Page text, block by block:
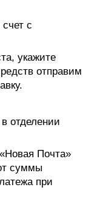
с
укажите
отправим
отделении
Почта»
суммы
при